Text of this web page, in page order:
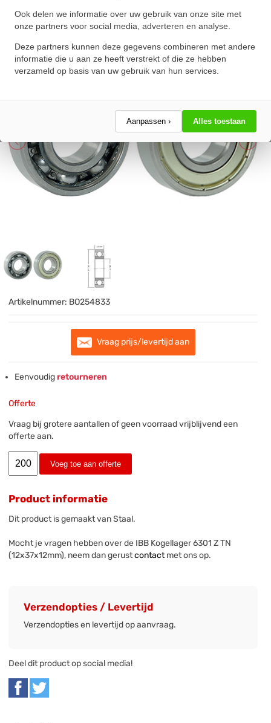
Ook delen we informatie over uw gebruik van onze site met
onze partners voor social media, adverteren en analyse.
Deze partners kunnen deze gegevens combineren met andere
informatie die u aan ze heeft verstrekt of die ze hebben
verzameld op basis van uw gebruik van hun services.
Aanpassen › Alles toestaan
Schrijf een review!
Artikelnummer: BO254833
Vraag prijs/levertijd aan
Eenvoudigretourneren
Offerte
Vraag bij grotere aantallen of geen voorraad vrijblijvend een
offerte aan.
Voeg toe aan offerte
Product informatie
Dit product is gemaakt van Staal.
Mocht je vragen hebben over de IBB Kogellager 6301 Z TN
(12x37x12mm), neem dan gerustcontactmet ons op.
Verzendopties / Levertijd
Verzendopties en levertijd op aanvraag.
Deel dit product op social media!